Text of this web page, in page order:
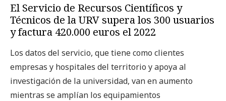
El Servicio de Recursos Científicos y
Técnicos de la URV supera los 300 usuarios
y factura 420.000 euros el 2022
Los datos del servicio, que tiene como clientes
empresas y hospitales del territorio y apoya al
investigación de la universidad, van en aumento
mientras se amplían los equipamientos